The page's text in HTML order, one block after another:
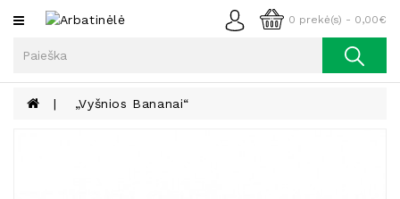
0 prekė(s) - 0,00€
Kategorijos
Kava
„Vyšnios Bananai“